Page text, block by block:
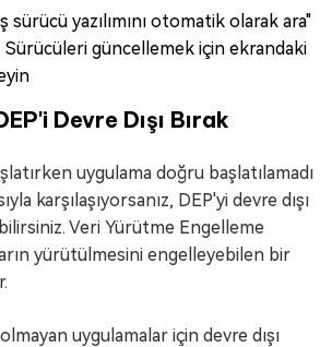
sürücü yazılımını otomatik olarak ara"
Sürücüleri güncellemek için ekrandaki
Devre Dışı Bırak
uygulama doğru başlatılamadı
karşılaşıyorsanız, DEP'yi devre dışı
Veri Yürütme Engelleme
yürütülmesini engelleyebilen bir
uygulamalar için devre dışı